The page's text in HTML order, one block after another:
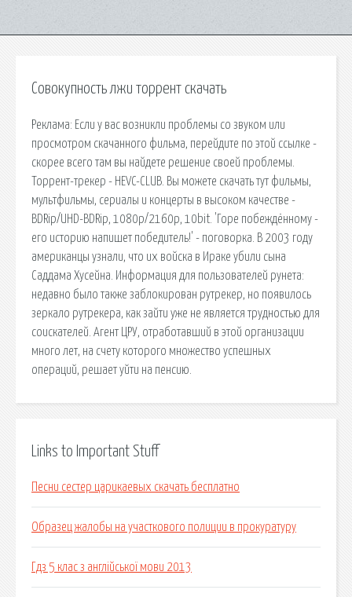
Совокупность лжи торрент скачать
Реклама: Если у вас возникли проблемы со звуком или
просмотром скачанного фильма, перейдите по этой ссылке -
скорее всего там вы найдете решение своей проблемы.
Торрент-трекер - HEVC-CLUB. Вы можете скачать тут фильмы,
мультфильмы, сериалы и концерты в высоком качестве -
BDRip/UHD-BDRip, 1080p/2160p, 10bit. 'Горе побеждённому -
его историю напишет победитель!' - поговорка. В 2003 году
американцы узнали, что их войска в Ираке убили сына
Саддама Хусейна. Информация для пользователей рунета:
недавно было также заблокирован рутрекер, но появилось
зеркало рутрекера, как зайти уже не является трудностью для
соискателей. Агент ЦРУ, отработавший в этой организации
много лет, на счету которого множество успешных
операций, решает уйти на пенсию.
Links to Important Stuff
Песни сестер царикаевых скачать бесплатно
Образец жалобы на участкового полиции в прокуратуру
Гдз 5 клас з англійської мови 2013